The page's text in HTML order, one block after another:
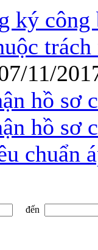
ký
11/
hồ sơ
hồ sơ
chuẩn
đến